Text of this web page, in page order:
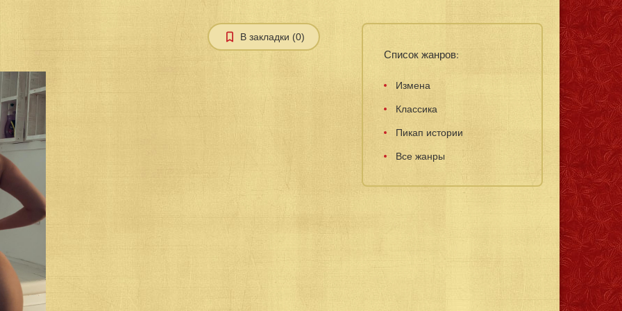
В закладки (0)
Список жанров:
Измена
Классика
Пикап истории
Все жанры